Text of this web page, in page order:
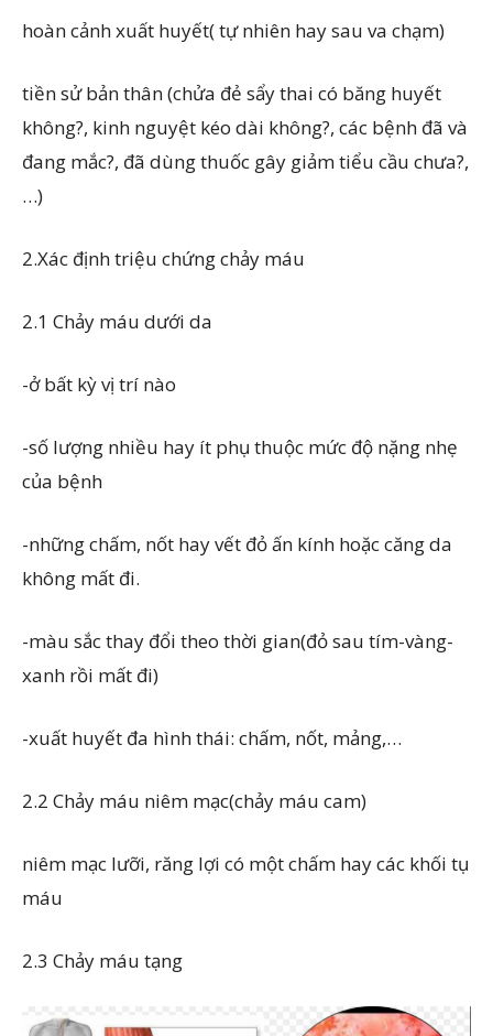
hoàn cảnh xuất huyết( tự nhiên hay sau va chạm)
tiền sử bản thân (chửa đẻ sẩy thai có băng huyết
không?, kinh nguyệt kéo dài không?, các bệnh đã và
đang mắc?, đã dùng thuốc gây giảm tiểu cầu chưa?,
…)
2.Xác định triệu chứng chảy máu
2.1 Chảy máu dưới da
-ở bất kỳ vị trí nào
-số lượng nhiều hay ít phụ thuộc mức độ nặng nhẹ
của bệnh
-những chấm, nốt hay vết đỏ ấn kính hoặc căng da
không mất đi.
-màu sắc thay đổi theo thời gian(đỏ sau tím-vàng-
xanh rồi mất đi)
-xuất huyết đa hình thái: chấm, nốt, mảng,…
2.2 Chảy máu niêm mạc(chảy máu cam)
niêm mạc lưỡi, răng lợi có một chấm hay các khối tụ
máu
2.3 Chảy máu tạng